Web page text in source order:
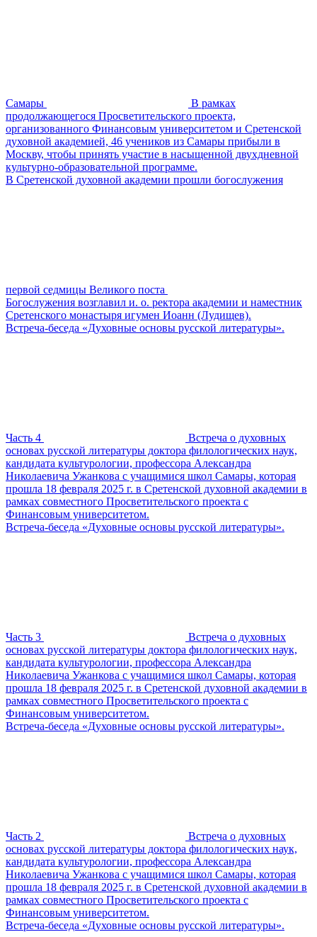
Самары
В рамках
продолжающегося Просветительского проекта,
организованного Финансовым университетом и Сретенской
духовной академией, 46 учеников из Самары прибыли в
Москву, чтобы принять участие в насыщенной двухдневной
культурно-образовательной программе.
В Сретенской духовной академии прошли богослужения
первой седмицы Великого поста
Богослужения возглавил и. о. ректора академии и наместник
Сретенского монастыря игумен Иоанн (Лудищев).
Встреча-беседа «Духовные основы русской литературы».
Часть 4
Встреча о духовных
основах русской литературы доктора филологических наук,
кандидата культурологии, профессора Александра
Николаевича Ужанкова с учащимися школ Самары, которая
прошла 18 февраля 2025 г. в Сретенской духовной академии в
рамках совместного Просветительского проекта с
Финансовым университетом.
Встреча-беседа «Духовные основы русской литературы».
Часть 3
Встреча о духовных
основах русской литературы доктора филологических наук,
кандидата культурологии, профессора Александра
Николаевича Ужанкова с учащимися школ Самары, которая
прошла 18 февраля 2025 г. в Сретенской духовной академии в
рамках совместного Просветительского проекта с
Финансовым университетом.
Встреча-беседа «Духовные основы русской литературы».
Часть 2
Встреча о духовных
основах русской литературы доктора филологических наук,
кандидата культурологии, профессора Александра
Николаевича Ужанкова с учащимися школ Самары, которая
прошла 18 февраля 2025 г. в Сретенской духовной академии в
рамках совместного Просветительского проекта с
Финансовым университетом.
Встреча-беседа «Духовные основы русской литературы».